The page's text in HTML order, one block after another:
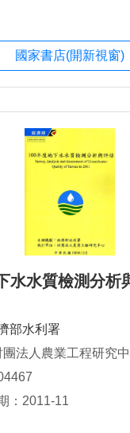
國家書店(開新視窗)
水水質檢測分析
部水利署
法人農業工程研究
：2011-11